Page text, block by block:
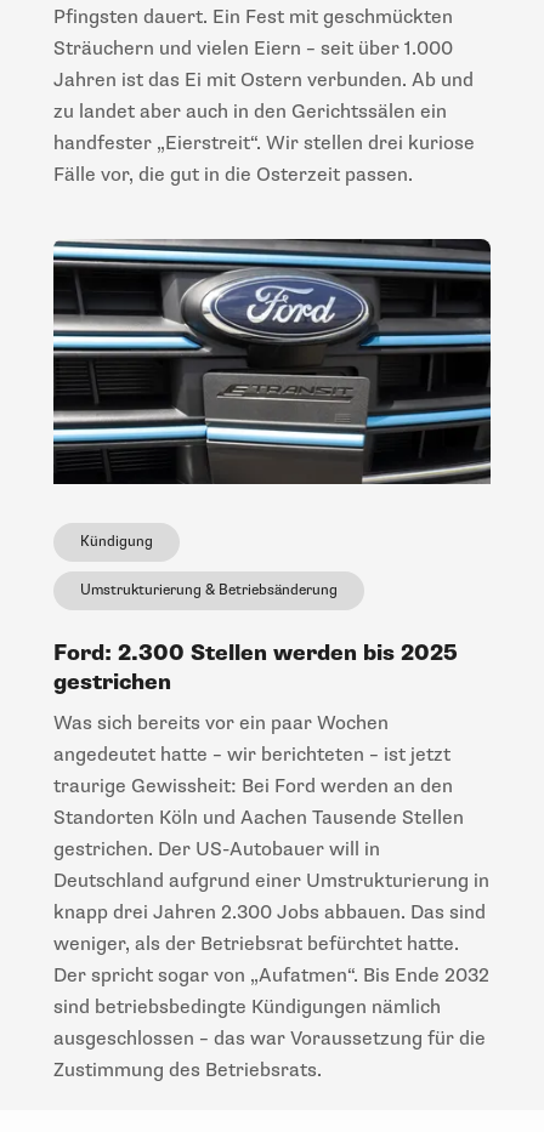
Pfingsten dauert. Ein Fest mit geschmückten
Sträuchern und vielen Eiern – seit über 1.000
Jahren ist das Ei mit Ostern verbunden. Ab und
zu landet aber auch in den Gerichtssälen ein
handfester „Eierstreit“. Wir stellen drei kuriose
Fälle vor, die gut in die Osterzeit passen.
Kündigung
Umstrukturierung & Betriebsänderung
Ford: 2.300 Stellen werden bis 2025
gestrichen
Was sich bereits vor ein paar Wochen
angedeutet hatte – wir berichteten – ist jetzt
traurige Gewissheit: Bei Ford werden an den
Standorten Köln und Aachen Tausende Stellen
gestrichen. Der US-Autobauer will in
Deutschland aufgrund einer Umstrukturierung in
knapp drei Jahren 2.300 Jobs abbauen. Das sind
weniger, als der Betriebsrat befürchtet hatte.
Der spricht sogar von „Aufatmen“. Bis Ende 2032
sind betriebsbedingte Kündigungen nämlich
ausgeschlossen – das war Voraussetzung für die
Zustimmung des Betriebsrats.